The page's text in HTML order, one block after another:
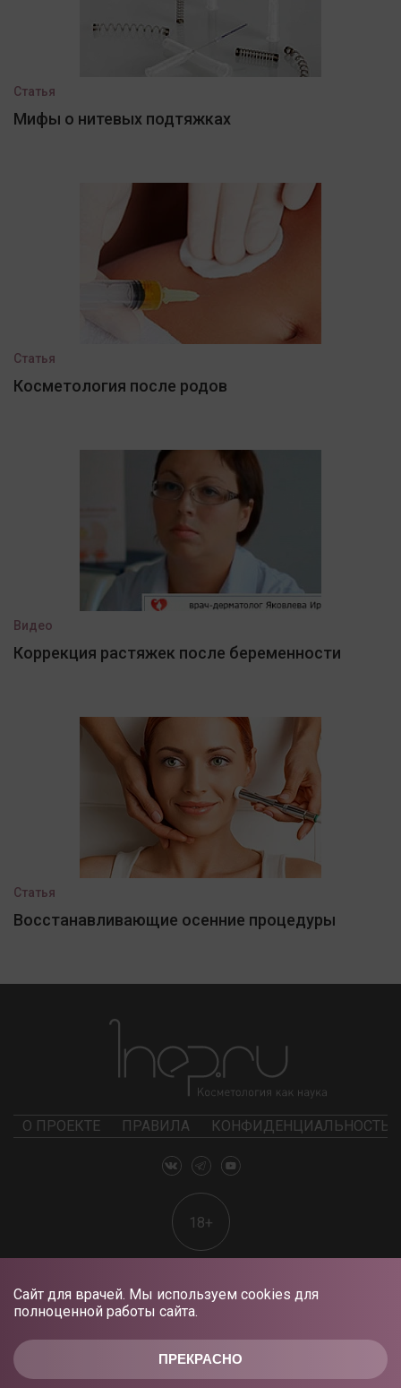
ПРЕКРАСНО
Сайт для врачей. Мы используем cookies для
полноценной работы сайта.
Статья
Мифы о нитевых подтяжках
Статья
Косметология после родов
Видео
Коррекция растяжек после беременности
Статья
Восстанавливающие осенние процедуры
О ПРОЕКТЕ ПРАВИЛА КОНФИДЕНЦИАЛЬНОСТЬ
18+